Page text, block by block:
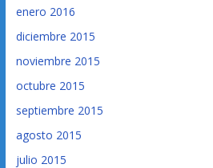
enero 2016
diciembre 2015
noviembre 2015
octubre 2015
septiembre 2015
agosto 2015
julio 2015